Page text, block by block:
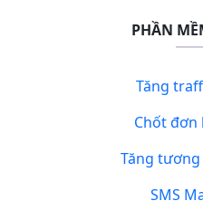
PHẦN
Tăng
Chốt đơn
Tăng
SMS